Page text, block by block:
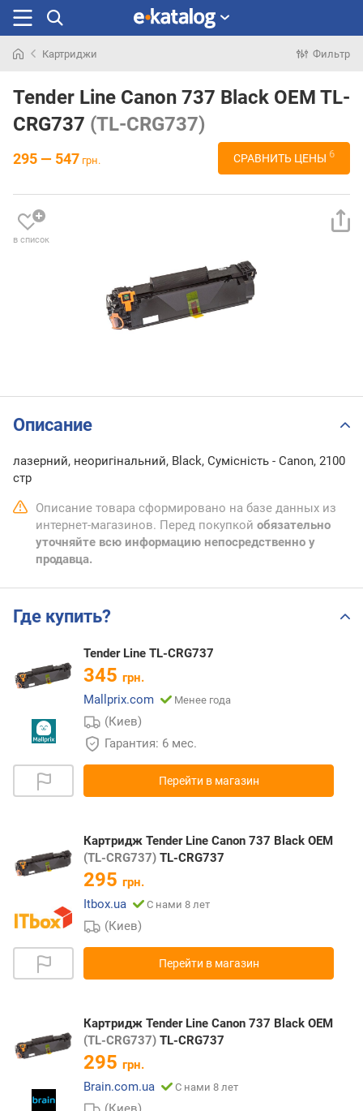
раньше
Картриджи Фильтр
Tender Line Canon 737 Black OEM TL-
CRG737 (TL-CRG737)
295 — 547 грн. СРАВНИТЬ ЦЕНЫ 6
в список
Описание
лазерний, неоригінальний, Black, Сумісність - Canon, 2100
стр
Описание товара сформировано на базе данных из
интернет-магазинов. Перед покупкой обязательно
уточняйте всю информацию непосредственно у
продавца.
Где купить?
Tender Line TL-CRG737
345 грн.
Mallprix.com
Менее года
(Киев)
Гарантия: 6 мес.
Перейти в магазин
Картридж Tender Line Canon 737 Black OEM
(TL-CRG737) TL-CRG737
295 грн.
Itbox.ua
С нами 8 лет
(Киев)
Перейти в магазин
Картридж Tender Line Canon 737 Black OEM
(TL-CRG737) TL-CRG737
295 грн.
Brain.com.ua
С нами 8 лет